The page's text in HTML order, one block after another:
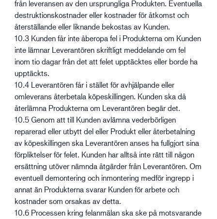
från leveransen av den ursprungliga Produkten. Eventuella
destruktionskostnader eller kostnader för åtkomst och
återställande eller liknande bekostas av Kunden.
10.3 Kunden får inte åberopa fel i Produkterna om Kunden
inte lämnar Leverantören skriftligt meddelande om fel
inom tio dagar från det att felet upptäcktes eller borde ha
upptäckts.
10.4 Leverantören får i stället för avhjälpande eller
omleverans återbetala köpeskillingen. Kunden ska då
återlämna Produkterna om Leverantören begär det.
10.5 Genom att till Kunden avlämna vederbörligen
reparerad eller utbytt del eller Produkt eller återbetalning
av köpeskillingen ska Leverantören anses ha fullgjort sina
förpliktelser för felet. Kunden har alltså inte rätt till någon
ersättning utöver nämnda åtgärder från Leverantören. Om
eventuell demontering och inmontering medför ingrepp i
annat än Produkterna svarar Kunden för arbete och
kostnader som orsakas av detta.
10.6 Processen kring felanmälan ska ske på motsvarande